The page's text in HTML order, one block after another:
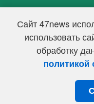
Сайт 47news
использовать
обработку
политикой
47 новостей (47 news)
Свидетельство о
Федеральной службой по
информационных